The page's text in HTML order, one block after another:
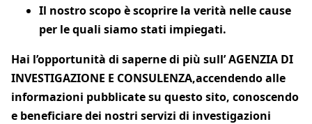
Il nostro scopo è scoprire la verità nelle cause
per le quali siamo stati impiegati.
Hai l’opportunità di saperne di più sull’ AGENZIA DI
INVESTIGAZIONE E CONSULENZA,accendendo alle
informazioni pubblicate su questo sito, conoscendo
e beneficiare dei nostri servizi di investigazioni